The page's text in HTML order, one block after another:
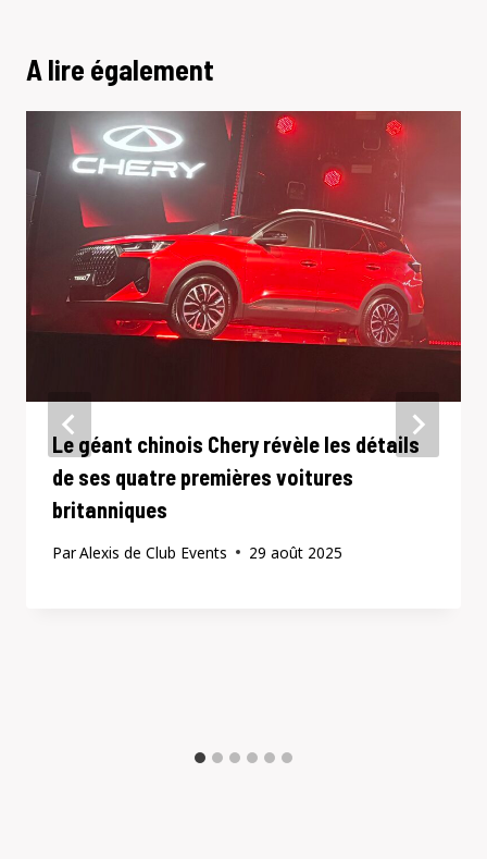
A lire également
Le géant chinois Chery révèle les détails
de ses quatre premières voitures
britanniques
ParAlexis de Club Events 29 août 2025